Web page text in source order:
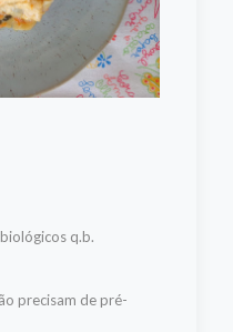
q.b.
precisam de pré-